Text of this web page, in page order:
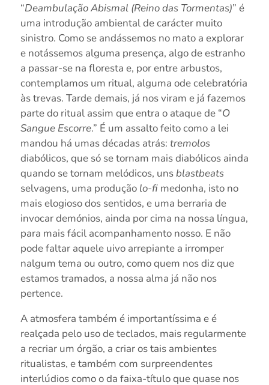
“Deambulação Abismal (Reino das Tormentas)” é
uma introdução ambiental de carácter muito
sinistro. Como se andássemos no mato a explorar
e notássemos alguma presença, algo de estranho
a passar-se na floresta e, por entre arbustos,
contemplamos um ritual, alguma ode celebratória
às trevas. Tarde demais, já nos viram e já fazemos
parte do ritual assim que entra o ataque de “O
Sangue Escorre.” É um assalto feito como a lei
mandou há umas décadas atrás: tremolos
diabólicos, que só se tornam mais diabólicos ainda
quando se tornam melódicos, unsblastbeats
selvagens, uma produção lo-fimedonha, isto no
mais elogioso dos sentidos, e uma berraria de
invocar demónios, ainda por cima na nossa língua,
para mais fácil acompanhamento nosso. E não
pode faltar aquele uivo arrepiante a irromper
nalgum tema ou outro, como quem nos diz que
estamos tramados, a nossa alma já não nos
pertence.
A atmosfera também é importantíssima e é
realçada pelo uso de teclados, mais regularmente
a recriar um órgão, a criar os tais ambientes
ritualistas, e também com surpreendentes
interlúdios como o da faixa-título que quase nos